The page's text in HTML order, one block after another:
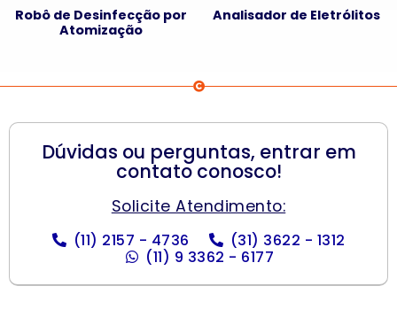
Robô de Desinfecção por
Atomização
Analisador de Eletrólitos
Dúvidas ou perguntas, entrar em
contato conosco!
Solicite Atendimento:
(11) 2157 - 4736
(31) 3622 - 1312
(11) 9 3362 - 6177